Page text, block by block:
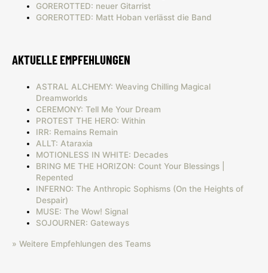
GOREROTTED: neuer Gitarrist
GOREROTTED: Matt Hoban verlässt die Band
AKTUELLE EMPFEHLUNGEN
ASTRAL ALCHEMY: Weaving Chilling Magical
Dreamworlds
CEREMONY: Tell Me Your Dream
PROTEST THE HERO: Within
IRR: Remains Remain
ALLT: Ataraxia
MOTIONLESS IN WHITE: Decades
BRING ME THE HORIZON: Count Your Blessings |
Repented
INFERNO: The Anthropic Sophisms (On the Heights of
Despair)
MUSE: The Wow! Signal
SOJOURNER: Gateways
» Weitere Empfehlungen des Teams